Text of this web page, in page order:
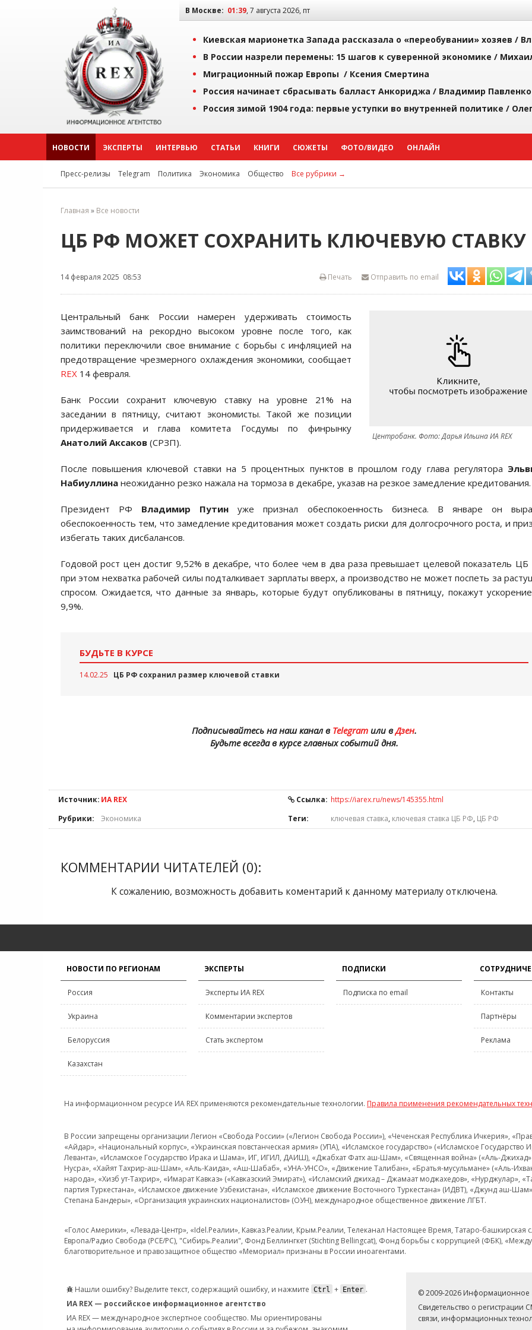
В Москве: 01:39, 7 августа 2026, пт
Киевская марионетка Запада рассказала о «переобувании» хозяев /
В России назрели перемены: 15 шагов к суверенной экономике /
Миграционный пожар Европы / Ксения Смертина
Россия начинает сбрасывать балласт Анкориджа / Владимир Павленко
Россия зимой 1904 года: первые уступки во внутренней политике /
НОВОСТИ ЭКСПЕРТЫ ИНТЕРВЬЮ СТАТЬИ КНИГИ СЮЖЕТЫ ФОТО/ВИДЕО ОНЛАЙН
Пресс-релизы Telegram Политика Экономика Общество Все рубрики →
Главная » Все новости
ЦБ РФ МОЖЕТ СОХРАНИТЬ КЛЮЧЕВУЮ СТАВКУ
14 февраля 2025 08:53 Отправить по email
Печать
Центробанк. Фото: Дарья Ильина ИА REX
Центральный банк России намерен удерживать стоимость
заимствований на рекордно высоком уровне после того, как
политики переключили свое внимание с борьбы с инфляцией на
предотвращение чрезмерного охлаждения экономики, сообщает
REX 14 февраля.
Банк России сохранит ключевую ставку на уровне 21% на
заседании в пятницу, считают экономисты. Такой же позиции
придерживается и глава комитета Госдумы по финрынку
Анатолий Аксаков (СРЗП).
После повышения ключевой ставки на 5 процентных пунктов в прошлом году глава регулятора
Набиуллина неожиданно резко нажала на тормоза в декабре, указав на резкое замедление кредитования.
Президент РФ Владимир Путин уже признал обеспокоенность бизнеса. В январе он
обеспокоенность тем, что замедление кредитования может создать риски для долгосрочного роста, и
избегать таких дисбалансов.
Годовой рост цен достиг 9,52% в декабре, что более чем в два раза превышает целевой показатель
при этом нехватка рабочей силы подталкивает зарплаты вверх, а производство не может поспеть за
спросом. Ожидается, что данные за январь, которые будут опубликованы в пятницу, покажут
9,9%.
БУДЬТЕ В КУРСЕ
14.02.25 ЦБ РФ сохранил размер ключевой ставки
Подписывайтесь на наш канал в Telegramили вДзен.
Будьте всегда в курсе главных событий дня.
Источник: ИА REX Ссылка: https://iarex.ru/news/145355.html
Рубрики:
Экономика Теги: ключевая ставка, ключевая ставка ЦБ РФ, ЦБ РФ
КОММЕНТАРИИ ЧИТАТЕЛЕЙ (0):
К сожалению, возможность добавить коментарий к данному материалу отключена.
НОВОСТИ ПО РЕГИОНАМ
Россия
Украина
Белоруссия
Казахстан
ЭКСПЕРТЫ
Эксперты ИА REX
Комментарии экспертов
Стать экспертом
ПОДПИСКИ
Подписка по email Контакты
Партнёры
Реклама
На информационном ресурсе ИА REX применяются рекомендательные технологии. Правила применения рекомендательных
В России запрещены организации Легион «Свобода России» («Легион Свобода России»), «Чеченская Республика Ичкерия»,
«Айдар», «Национальный корпус», «Украинская повстанческая армия» (УПА), «Исламское государство» («Исламское
Леванта», «Исламское Государство Ирака и Шама», ИГ, ИГИЛ, ДАИШ), «Джабхат Фатх аш-Шам», «Священная война» («Аль-Джихад»
Нусра», «Хайят Тахрир-аш-Шам», «Аль-Каида», «Аш-Шабаб», «УНА-УНСО», «Движение Талибан», «Братья-мусульмане» («Аль-
народа», «Хизб ут-Тахрир», «Имарат Кавказ» («Кавказский Эмират»), «Исламский джихад – Джамаат моджахедов», «Нурджулар»,
партия Туркестана», «Исламское движение Узбекистана», «Исламское движение Восточного Туркестана» (ИДВТ), «Джунд аш-
Степана Бандеры», «Организация украинских националистов» (ОУН), международное общественное движение ЛГБТ.
«Голос Америки», «Левада-Центр», «Idel.Реалии», Кавказ.Реалии, Крым.Реалии, Телеканал Настоящее Время, Татаро-
Европа/Радио Свобода (PCE/PC), "Сибирь.Реалии", Фонд Беллингкет (Stichting Bellingcat), Фонд борьбы с коррупцией (ФБК),
благотворительное и правозащитное общество «Мемориал» признаны в России иноагентами.
Нашли ошибку? Выделите текст, содержащий ошибку, и нажмите Ctrl + Enter .
ИА REX — российское информационное агентство
ИА REX — международное экспертное сообщество. Мы ориентированы
© 2009-2026 Информационное
Свидетельство о
связи, информационных